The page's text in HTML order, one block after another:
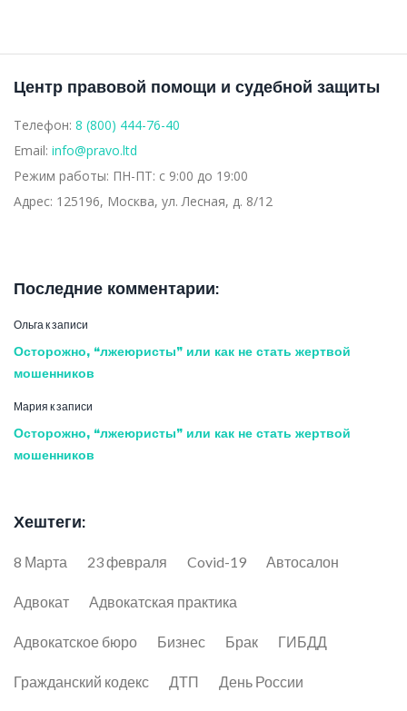
Центр правовой помощи и судебной защиты
Телефон: 8 (800) 444-76-40
Email: info@pravo.ltd
Режим работы: ПН-ПТ: с 9:00 до 19:00
Адрес: 125196, Москва, ул. Лесная, д. 8/12
Последние комментарии:
Ольга к записи
Осторожно, “лжеюристы” или как не стать жертвой
мошенников
Мария к записи
Осторожно, “лжеюристы” или как не стать жертвой
мошенников
Хештеги:
8 Марта 23 февраля Covid-19 Автосалон
Адвокат Адвокатская практика
Адвокатское бюро Бизнес Брак ГИБДД
Гражданский кодекс ДТП День России